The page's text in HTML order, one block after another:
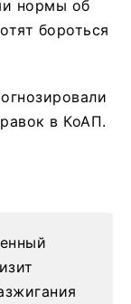
нормы об
бороться
в КоАП.